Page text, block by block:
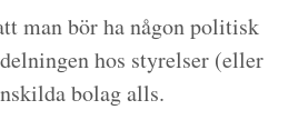
man bör ha någon politisk
hos styrelser (eller
bolag alls.